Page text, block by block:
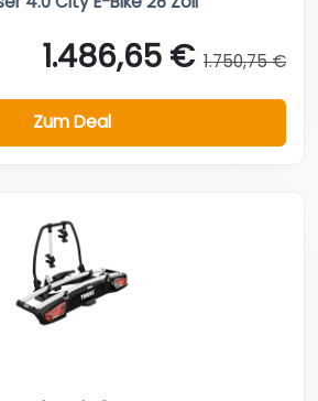
1.486,65 € 1.750,75 €
Zum Deal